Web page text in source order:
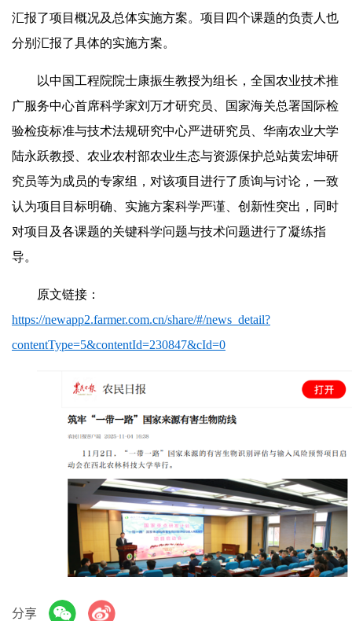
汇报了项目概况及总体实施方案。项目四个课题的负责人也
分别汇报了具体的实施方案。
以中国工程院院士康振生教授为组长，全国农业技术推
广服务中心首席科学家刘万才研究员、国家海关总署国际检
验检疫标准与技术法规研究中心严进研究员、华南农业大学
陆永跃教授、农业农村部农业生态与资源保护总站黄宏坤研
究员等为成员的专家组，对该项目进行了质询与讨论，一致
认为项目目标明确、实施方案科学严谨、创新性突出，同时
对项目及各课题的关键科学问题与技术问题进行了凝练指
导。
原文链接：
https://newapp2.farmer.com.cn/share/#/news_detail?
contentType=5&contentId=230847&cId=0
分享